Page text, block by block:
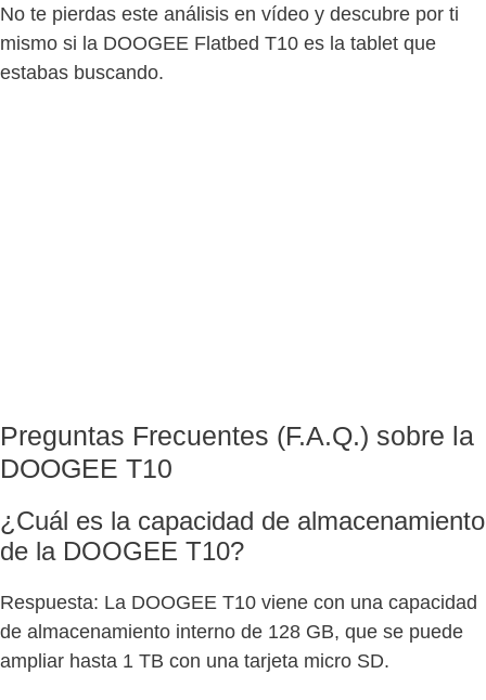
No te pierdas este análisis en vídeo y descubre por ti
mismo si la DOOGEE Flatbed T10 es la tablet que
estabas buscando.
Preguntas Frecuentes (F.A.Q.) sobre la
DOOGEE T10
¿Cuál es la capacidad de almacenamiento
de la DOOGEE T10?
Respuesta: La DOOGEE T10 viene con una capacidad
de almacenamiento interno de 128 GB, que se puede
ampliar hasta 1 TB con una tarjeta micro SD.